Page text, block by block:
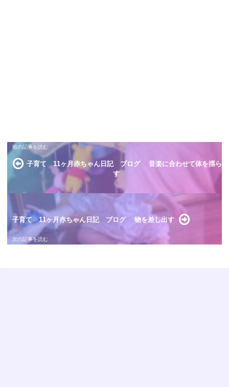
子育て 11ヶ月赤ちゃん日記 ブログ 音楽に合わせて体を揺ら
す
子育て 11ヶ月赤ちゃん日記 ブログ 物を差し出す